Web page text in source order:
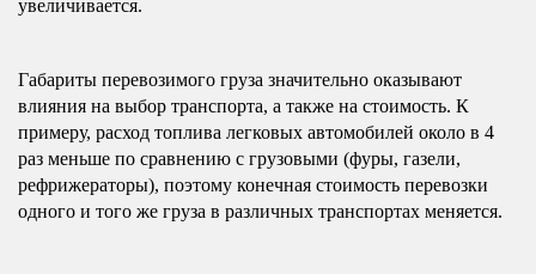
увеличивается.
Габариты перевозимого груза значительно оказывают
влияния на выбор транспорта, а также на стоимость. К
примеру, расход топлива легковых автомобилей около в 4
раз меньше по сравнению с грузовыми (фуры, газели,
рефрижераторы), поэтому конечная стоимость перевозки
одного и того же груза в различных транспортах меняется.